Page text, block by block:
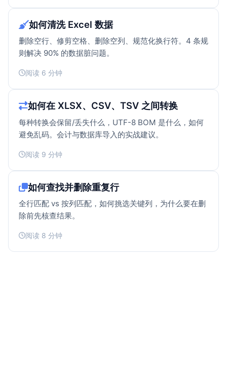
如何清洗 Excel 数据
删除空行、修剪空格、删除空列、规范化换行符。4 条规
则解决 90% 的数据脏问题。
阅读 6 分钟
如何在 XLSX、CSV、TSV 之间转换
每种转换会保留/丢失什么，UTF-8 BOM 是什么，如何
避免乱码。会计与数据库导入的实战建议。
阅读 9 分钟
如何查找并删除重复行
全行匹配 vs 按列匹配，如何挑选关键列，为什么要在删
除前先核查结果。
阅读 8 分钟